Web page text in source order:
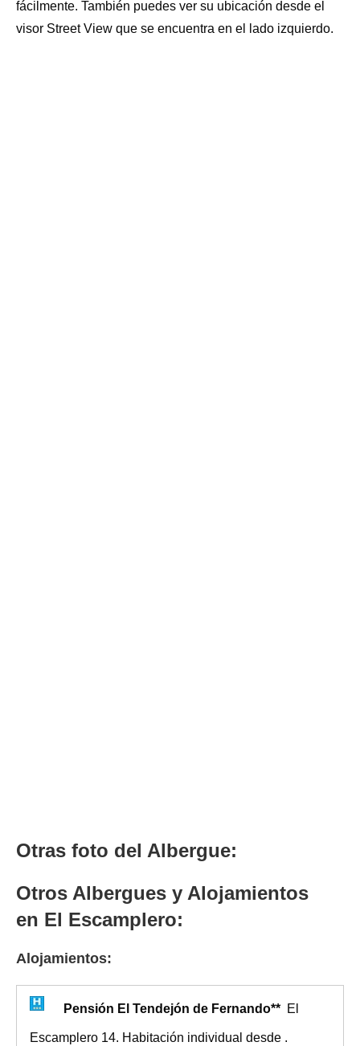
ADMITE MASCOTAS: NO
fácilmente. También puedes ver su ubicación desde el
visor Street View que se encuentra en el lado izquierdo.
Otras foto del Albergue:
Otros Albergues y Alojamientos
en El Escamplero:
Alojamientos:
Pensión El Tendejón de Fernando** El
Escamplero 14. Habitación individual desde .